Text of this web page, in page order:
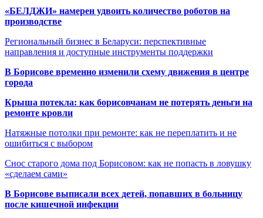
«БЕЛДЖИ» намерен удвоить количество роботов на
производстве
Региональный бизнес в Беларуси: перспективные
направления и доступные инструменты поддержки
В Борисове временно изменили схему движения в центре
города
Крыша потекла: как борисовчанам не потерять деньги на
ремонте кровли
Натяжные потолки при ремонте: как не переплатить и не
ошибиться с выбором
Снос старого дома под Борисовом: как не попасть в ловушку
«сделаем сами»
В Борисове выписали всех детей, попавших в больницу
после кишечной инфекции